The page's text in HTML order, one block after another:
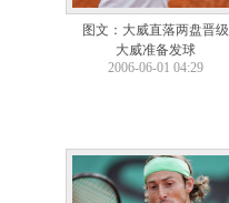
图文：大威直落两盘晋级
大威准备发球
2006-06-01 04:29